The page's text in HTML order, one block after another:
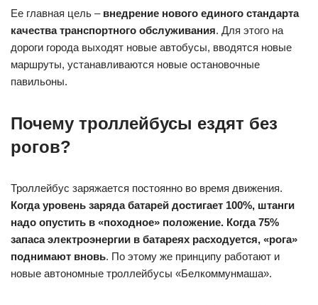
Ее главная цель – внедрение нового единого стандарта
качества транспортного обслуживания. Для этого на
дороги города выходят новые автобусы, вводятся новые
маршруты, устанавливаются новые остановочные
павильоны.
Почему троллейбусы ездят без
рогов?
Троллейбус заряжается постоянно во время движения.
Когда уровень заряда батарей достигает 100%, штанги
надо опустить в «походное» положение. Когда 75%
запаса электроэнергии в батареях расходуется, «рога»
поднимают вновь. По этому же принципу работают и
новые автономные троллейбусы «Белкоммунмаша».